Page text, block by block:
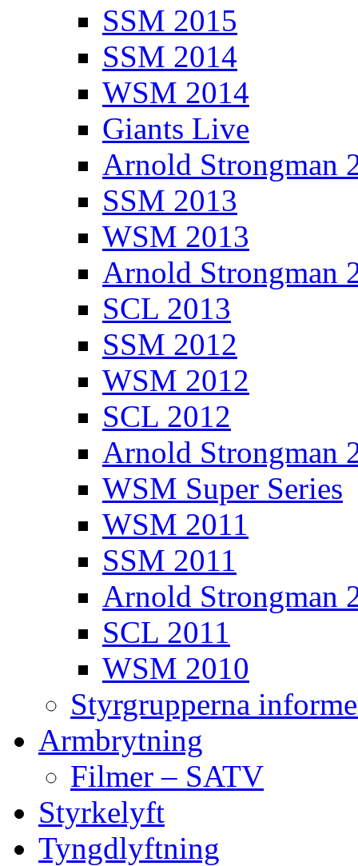
SSM 2015
SSM 2014
WSM 2014
Giants Live
Arnold Strongman
SSM 2013
WSM 2013
Arnold Strongman
SCL 2013
SSM 2012
WSM 2012
SCL 2012
Arnold Strongman
WSM Super Series
WSM 2011
SSM 2011
Arnold Strongman
SCL 2011
WSM 2010
Styrgrupperna
Armbrytning
Filmer – SATV
Styrkelyft
Tyngdlyftning